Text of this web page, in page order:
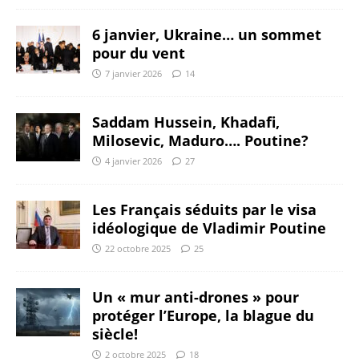
6 janvier, Ukraine… un sommet
pour du vent
7 janvier 2026 14
Saddam Hussein, Khadafi,
Milosevic, Maduro…. Poutine?
4 janvier 2026 27
Les Français séduits par le visa
idéologique de Vladimir Poutine
22 octobre 2025 25
Un « mur anti-drones » pour
protéger l’Europe, la blague du
siècle!
2 octobre 2025 18